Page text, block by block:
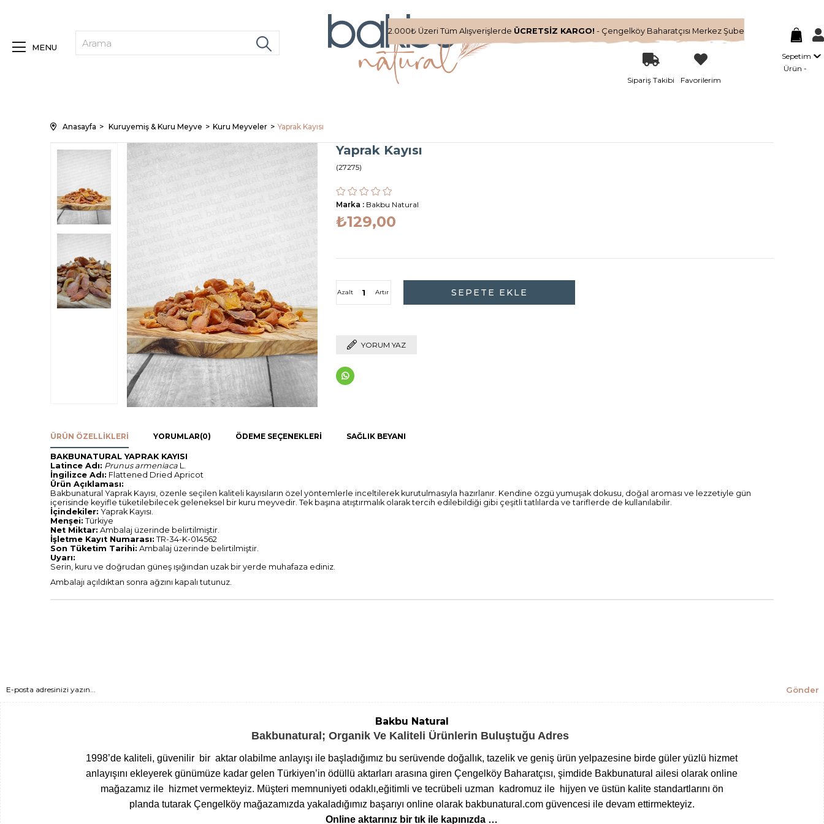
MENU
2.000₺ Üzeri Tüm Alışverişlerde ÜCRETSİZ KARGO! - Çengelköy Baharatçısı Merkez Şube
Sipariş Takibi Favorilerim
Sepetim
Ürün
Anasayfa Kuruyemiş & Kuru Meyve Kuru Meyveler Yaprak Kayısı
Yaprak Kayısı
(27275)
Marka : Bakbu Natural
₺129,00
Artır
Azalt
YORUM YAZ
ÜRÜN ÖZELLIKLERI YORUMLAR(0) ÖDEME SEÇENEKLERI SAĞLIK BEYANI
BAKBUNATURAL YAPRAK KAYISI
Latince Adı: Prunus armeniaca L.
İngilizce Adı: Flattened Dried Apricot
Ürün Açıklaması:
Bakbunatural Yaprak Kayısı, özenle seçilen kaliteli kayısıların özel yöntemlerle inceltilerek kurutulmasıyla hazırlanır. Kendine özgü yumuşak dokusu, doğal aroması ve lezzetiyle gün
içerisinde keyifle tüketilebilecek geleneksel bir kuru meyvedir. Tek başına atıştırmalık olarak tercih edilebildiği gibi çeşitli tatlılarda ve tariflerde de kullanılabilir.
İçindekiler: Yaprak Kayısı.
Menşei: Türkiye
Net Miktar: Ambalaj üzerinde belirtilmiştir.
İşletme Kayıt Numarası: TR-34-K-014562
Son Tüketim Tarihi: Ambalaj üzerinde belirtilmiştir.
Uyarı:
Serin, kuru ve doğrudan güneş ışığından uzak bir yerde muhafaza ediniz.
Ambalajı açıldıktan sonra ağzını kapalı tutunuz.
Gönder
Bakbu Natural
Bakbunatural; Organik Ve Kaliteli Ürünlerin Buluştuğu Adres
1998’de kaliteli, güvenilir bir aktar olabilme anlayışı ile başladığımız bu serüvende doğallık, tazelik ve geniş ürün yelpazesine birde güler yüzlü hizmet
anlayışını ekleyerek günümüze kadar gelen Türkiyen’in ödüllü aktarları arasına giren Çengelköy Baharatçısı, şimdide Bakbunatural ailesi olarak online
mağazamız ile hizmet vermekteyiz. Müşteri memnuniyeti odaklı,eğitimli ve tecrübeli uzman kadromuz ile hijyen ve üstün kalite standartlarını ön
planda tutarak Çengelköy mağazamızda yakaladığımız başarıyı online olarak bakbunatural.com güvencesi ile devam ettirmekteyiz.
Online aktarınız bir tık ile kapınızda …